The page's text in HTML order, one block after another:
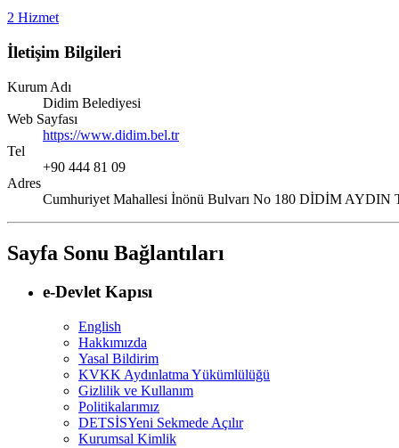
2 Hizmet
İletişim Bilgileri
Kurum Adı
Didim Belediyesi
Web Sayfası
https://www.didim.bel.tr
Tel
+90 444 81 09
Adres
Cumhuriyet Mahallesi İnönü Bulvarı No 180 DİDİM
Sayfa Sonu Bağlantıları
e-Devlet Kapısı
English
Hakkımızda
Yasal Bildirim
KVKK Aydınlatma Yükümlülüğü
Gizlilik ve Kullanım
Politikalarımız
DETSİSYeni Sekmede Açılır
Kurumsal Kimlik